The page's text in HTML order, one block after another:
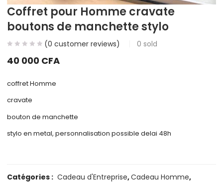
Coffret pour Homme cravate
boutons de manchette stylo
(0 customer reviews) 0 sold
40 000 CFA
coffret Homme
cravate
bouton de manchette
stylo en metal, personnalisation possible delai 48h
Catégories : Cadeau d'Entreprise,Cadeau Homme,